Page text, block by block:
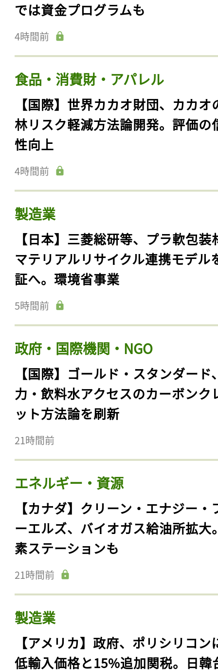
では資金プログラムも
4時間前
食品・消費財・アパレル
【国際】世界カカオ財団、カカオ
林リスク軽減方法論開発。評価の
性向上
4時間前
製造業
【日本】三菱総研等、プラ軟包装
マテリアルリサイクル連携モデル
証へ。環境省事業
5時間前
政府・国際機関・NGO
【国際】ゴールド・スタンダード
力・飲料水アクセスのカーボンク
ット方法論を刷新
21時間前
エネルギー・資源
【カナダ】クリーン・エナジー・
ーエルズ、バイオガス給油所拡大
素ステーションも
21時間前
製造業
【アメリカ】政府、ポリシリコン
低輸入価格と15%追加関税。日韓